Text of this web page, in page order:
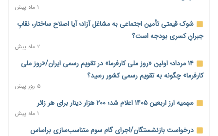
۲ ساعت پیش
پالایشگاه تهران در مسیر افزایش تولید بنزین و ارتقای استاندارد
۳ ساعت پیش
کیف پول ایران؛ از ابزار پرداخت تا سکوی اعتباردهی و خدمات بانکی
کاهش تقاضا حباب سکه را به زیر ۳ میلیون تومان رساند؛ هشدار
۳ ساعت پیش
۱ ماه پیش
شوک قیمتی تأمین اجتماعی به مشاغل آزاد؛ آیا اصلاح ساختار، نقابِ
جبرانِ کسری بودجه است؟
۲ ماه پیش
۱۴ مرداد؛ اولین «روز ملی کارفرما» در تقویم رسمی ایران/«روز ملی
کارفرما» چگونه به تقویم رسمی کشور رسید؟
۵ روز پیش
سهمیه ارز اربعین ۱۴۰۵ اعلام شد؛ ۲۰۰ هزار دینار برای هر زائر
۱ ماه پیش
درخواست بازنشستگان/اجرای گام سوم متناسب‌سازی براساس